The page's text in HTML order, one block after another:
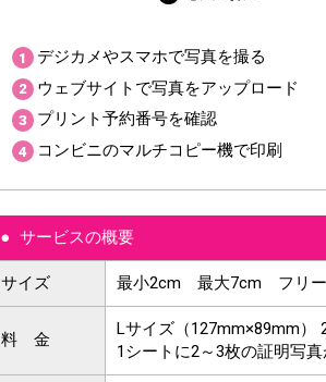
デジカメやスマホで写真を撮る
ウェブサイトで写真をアップロード
プリント予約番号を確認
コンビニのマルチコピー機で印刷
サービスの概要
サイズ 最小2cm 最大7cm フリ
料金
Lサイズ（127mm×89mm）
1シートに2～3枚の証明写